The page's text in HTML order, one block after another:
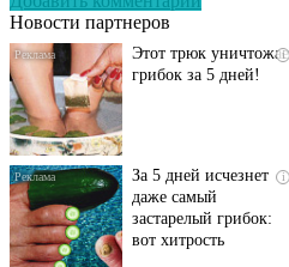
Новости партнеров
Этот трюк уничтожает
грибок за 5 дней!
За 5 дней исчезнет
даже самый
застарелый грибок:
вот хитрость